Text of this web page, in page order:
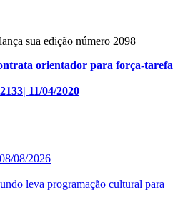
sua edição número 2098
orientador para força-tarefa
11/04/2020
08/2026
leva programação cultural para